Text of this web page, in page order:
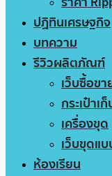
ปฏิทินเศรษฐกิจ
บทความ
รีวิวผลิตภัณฑ์
เว็บซื้อขา
กระเป๋าเ
เครื่องขุด
เว็บขุดแ
ห้องเรียน